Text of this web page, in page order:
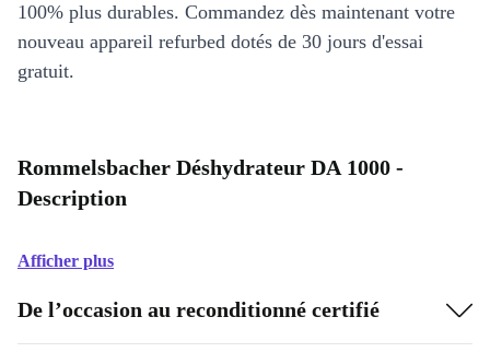
100% plus durables. Commandez dès maintenant votre
nouveau appareil refurbed dotés de 30 jours d'essai
gratuit.
Rommelsbacher Déshydrateur DA 1000 -
Description
Afficher plus
De l’occasion au reconditionné certifié